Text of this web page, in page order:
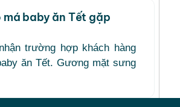
baby ăn Tết gặp
trường hợp khách hàng
ăn Tết. Gương mặt sưng